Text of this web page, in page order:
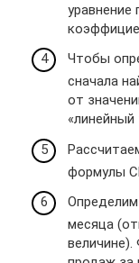
уравнение
Чтобы
сначала
от
«линейный
формулы
месяца